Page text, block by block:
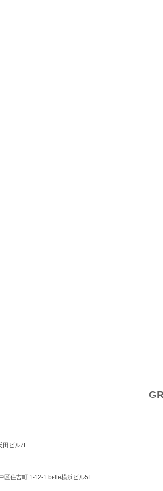
田ビル7F
区住吉町 1-12-1 belle横浜ビル5F